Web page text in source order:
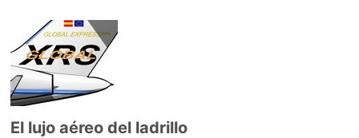
El lujo aéreo del ladrillo